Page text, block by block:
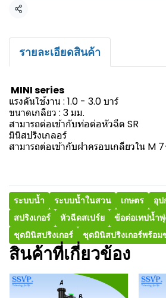
แชร์
รายละเอียดสินค้า
MINI series
แรงดันใช้งาน : 1.0 - 3.0 บาร์
ขนาดเกลียว : 3 มม.
สามารถต่อเข้ากับท่อต่อหัวฉีด SR
มินิสปริงเกลอร์
สามารถต่อเข้ากับฝาครอบเกลียวใน M
ระบบน้ำ ระบบน้ำในสวน เกษตร
อุ
สปริงเกอร์
หัวฉีดสเปร์ย ข้อต่อเทปน้ำพุ่
ชุดมินิสปริงเกอร์
ชุดมินิสปริงเกอร์พร้อม
สินค้าที่เกี่ยวข้อง